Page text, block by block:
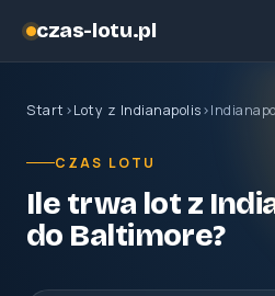
czas-lotu.pl
Start ›Loty z Indianapolis›
CZAS LOTU
Ile trwa lot z
do Baltimore?